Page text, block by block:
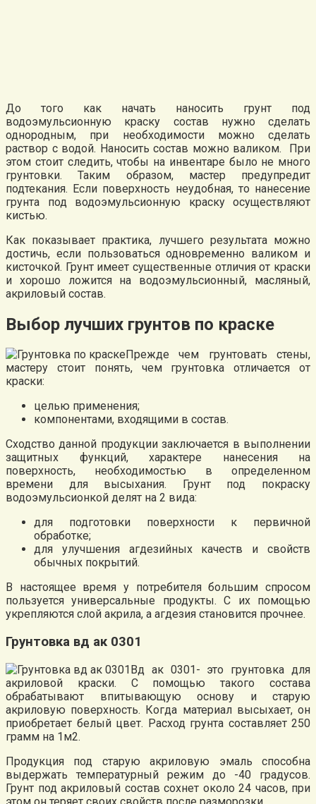
До того как начать наносить грунт под
водоэмульсионную краску состав нужно сделать
однородным, при необходимости можно сделать
раствор с водой. Наносить состав можно валиком. При
этом стоит следить, чтобы на инвентаре было не много
грунтовки. Таким образом, мастер предупредит
подтекания. Если поверхность неудобная, то нанесение
грунта под водоэмульсионную краску осуществляют
кистью.
Как показывает практика, лучшего результата можно
достичь, если пользоваться одновременно валиком и
кисточкой. Грунт имеет существенные отличия от краски
и хорошо ложится на водоэмульсионный, масляный,
акриловый состав.
Выбор лучших грунтов по краске
Прежде чем грунтовать стены,
мастеру стоит понять, чем грунтовка отличается от
краски:
целью применения;
компонентами, входящими в состав.
Сходство данной продукции заключается в выполнении
защитных функций, характере нанесения на
поверхность, необходимостью в определенном
времени для высыхания. Грунт под покраску
водоэмульсионкой делят на 2 вида:
для подготовки поверхности к первичной
обработке;
для улучшения агдезийных качеств и свойств
обычных покрытий.
В настоящее время у потребителя большим спросом
пользуется универсальные продукты. С их помощью
укрепляются слой акрила, а агдезия становится прочнее.
Грунтовка вд ак 0301
Вд ак 0301- это грунтовка для
акриловой краски. С помощью такого состава
обрабатывают впитывающую основу и старую
акриловую поверхность. Когда материал высыхает, он
приобретает белый цвет. Расход грунта составляет 250
грамм на 1м2.
Продукция под старую акриловую эмаль способна
выдержать температурный режим до -40 градусов.
Грунт под акриловый состав сохнет около 24 часов, при